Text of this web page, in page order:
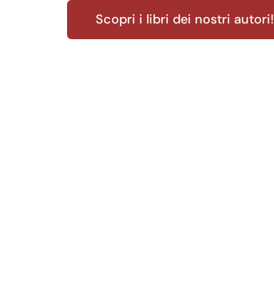
Scopri i libri dei nostri autori!